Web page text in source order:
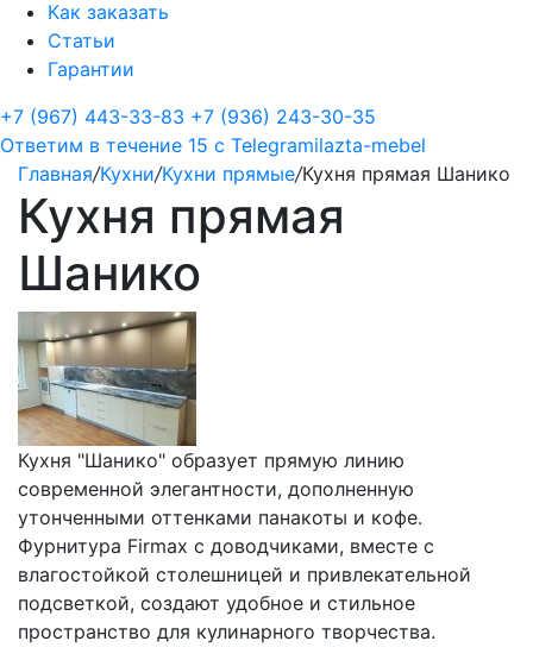
Как заказать
Статьи
Гарантии
+7 (967) 443-33-83 +7 (936) 243-30-35
Ответим в течение 15 с Telegramilazta-mebel
Главная/Кухни/Кухни прямые/Кухня прямая Шанико
Кухня прямая
Шанико
Кухня "Шанико" образует прямую линию
современной элегантности, дополненную
утонченными оттенками панакоты и кофе.
Фурнитура Firmax с доводчиками, вместе с
влагостойкой столешницей и привлекательной
подсветкой, создают удобное и стильное
пространство для кулинарного творчества.